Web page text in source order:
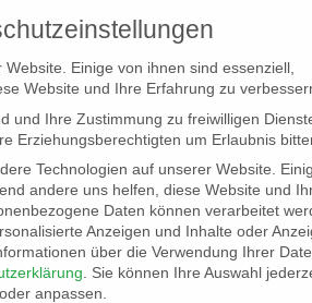
ELB-LOCATION: PANORAMA
Einige von ihnen sind essenziell,
Website und Ihre Erfahrung zu
und Ihre Zustimmung zu freiwilligen
Erziehungsberechtigten um Erlaubnis
Technologien auf unserer Website.
andere uns helfen, diese Website und
Daten können verarbeitet
Anzeigen und Inhalte oder
über die Verwendung Ihrer
Sie können Ihre Auswahl
anpassen.